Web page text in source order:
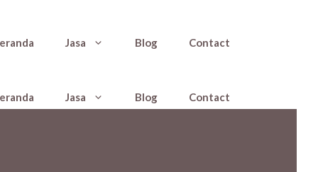
Jasa Blog Contact
Jasa Blog Contact